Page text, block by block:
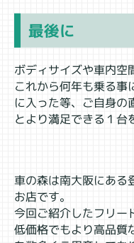
最後に
ボディサイズや車内空
これから何年も乗る事
に入った等、ご自身の
とより満足できる１台
車の森は南大阪にある
お店です。
今回ご紹介したフリー
低価格でもより高品質